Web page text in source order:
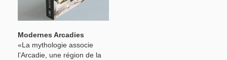
Modernes Arcadies
«La mythologie associe
l’Arcadie, une région de la